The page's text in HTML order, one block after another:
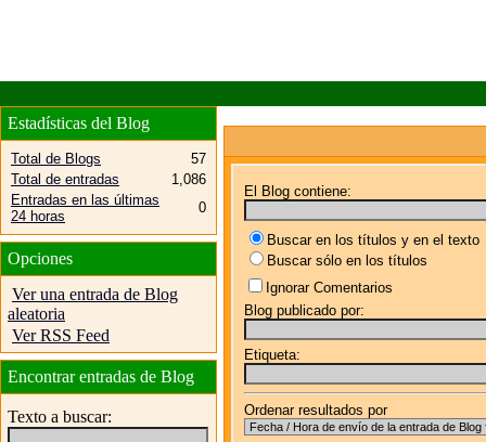
El Blog contiene:
Buscar en los títulos y en el texto
Buscar sólo en los títulos
Ignorar Comentarios
Blog publicado por:
Etiqueta:
Ordenar resultados por
Estadísticas del Blog
Total de Blogs
57
Total de entradas
1,086
Entradas en las últimas
24 horas
0
Opciones
Ver una entrada de Blog
aleatoria
Ver RSS Feed
Encontrar entradas de Blog
Texto a buscar: